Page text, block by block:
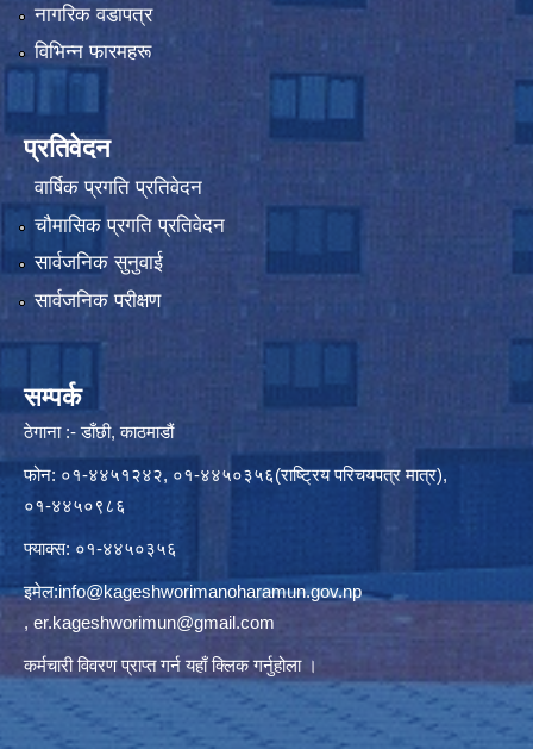
नागरिक वडापत्र
विभिन्न फारमहरू
प्रतिवेदन
वार्षिक प्रगति प्रतिवेदन
चौमासिक प्रगति प्रतिवेदन
सार्वजनिक सुनुवाई
सार्वजनिक परीक्षण
सम्पर्क
ठेगाना :- डाँछी, काठमाडौं
फोन: ०१-४४५१२४२, ०१-४४५०३५६(राष्ट्रिय परिचयपत्र मात्र),
०१-४४५०९८६
फ्याक्स: ०१-४४५०३५६
इमेल:info@kageshworimanoharamun.gov.np
, er.kageshworimun@gmail.com
कर्मचारी विवरण प्राप्त गर्नयहाँ क्लिकगर्नुहोला ।